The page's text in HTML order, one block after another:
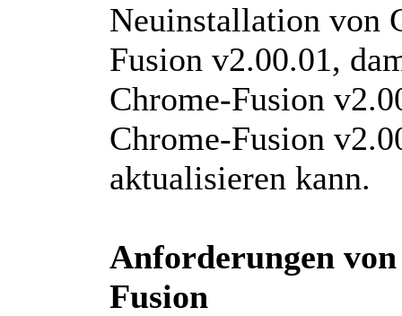
Neuinstallation von
Fusion v2.00.01,
Chrome-Fusion
Chrome-Fusion
aktualisieren kann.
Anforderungen
Fusion